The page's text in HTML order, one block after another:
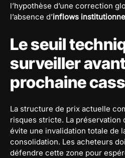
l’hypothèse d’une correction
l’absence d’inflows
Le seuil
surveiller
prochaine
La structure de prix actuelle
risques stricte. La préservation
évite une invalidation totale de
consolidation. Les acheteurs
défendre cette zone pour